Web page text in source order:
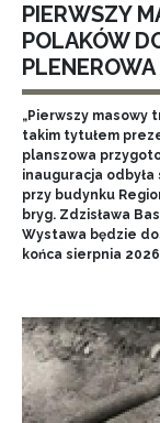
PIERWSZY
POLAKÓW
PLENEROWA
„Pierwszy masowy
takim tytułem
planszowa
inauguracja odbyła
przy budynku
bryg. Zdzisława
Wystawa będzie
końca sierpnia